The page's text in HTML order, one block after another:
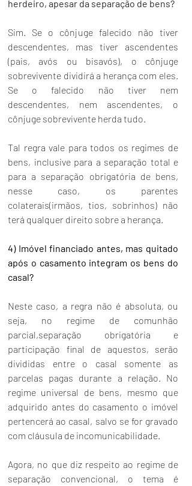
herdeiro, apesar da separação de bens?
Sim. Se o cônjuge falecido não tiver
descendentes, mas tiver ascendentes
(pais, avós ou bisavós), o cônjuge
sobrevivente dividirá a herança com eles.
Se o falecido não tiver nem
descendentes, nem ascendentes, o
cônjuge sobrevivente herda tudo.
Tal regra vale para todos os regimes de
bens, inclusive para a separação total e
para a separação obrigatória de bens,
nesse caso, os parentes
colaterais(irmãos, tios, sobrinhos) não
terá qualquer direito sobre a herança.
4) Imóvel financiado antes, mas quitado
após o casamento integram os bens do
casal?
Neste caso, a regra não é absoluta, ou
seja, no regime de comunhão
parcial,separação obrigatória e
participação final de aquestos, serão
divididas entre o casal somente as
parcelas pagas durante a relação. No
regime universal de bens, mesmo que
adquirido antes do casamento o imóvel
pertencerá ao casal, salvo se for gravado
com cláusula de incomunicabilidade.
Agora, no que diz respeito ao regime de
separação convencional, o tema é